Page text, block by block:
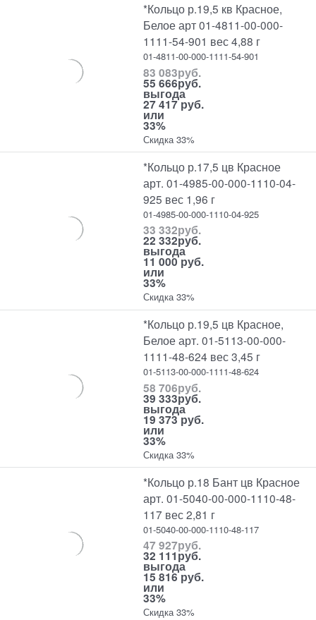
*Кольцо р.19,5 кв Красное,
Белое арт 01-4811-00-000-
1111-54-901 вес 4,88 г
01-4811-00-000-1111-54-901
83 083руб.
55 666руб.
выгода
27 417 руб.
или
33%
Скидка 33%
*Кольцо р.17,5 цв Красное
арт. 01-4985-00-000-1110-04-
925 вес 1,96 г
01-4985-00-000-1110-04-925
33 332руб.
22 332руб.
выгода
11 000 руб.
или
33%
Скидка 33%
*Кольцо р.19,5 цв Красное,
Белое арт. 01-5113-00-000-
1111-48-624 вес 3,45 г
01-5113-00-000-1111-48-624
58 706руб.
39 333руб.
выгода
19 373 руб.
или
33%
Скидка 33%
*Кольцо р.18 Бант цв Красное
арт. 01-5040-00-000-1110-48-
117 вес 2,81 г
01-5040-00-000-1110-48-117
47 927руб.
32 111руб.
выгода
15 816 руб.
или
33%
Скидка 33%